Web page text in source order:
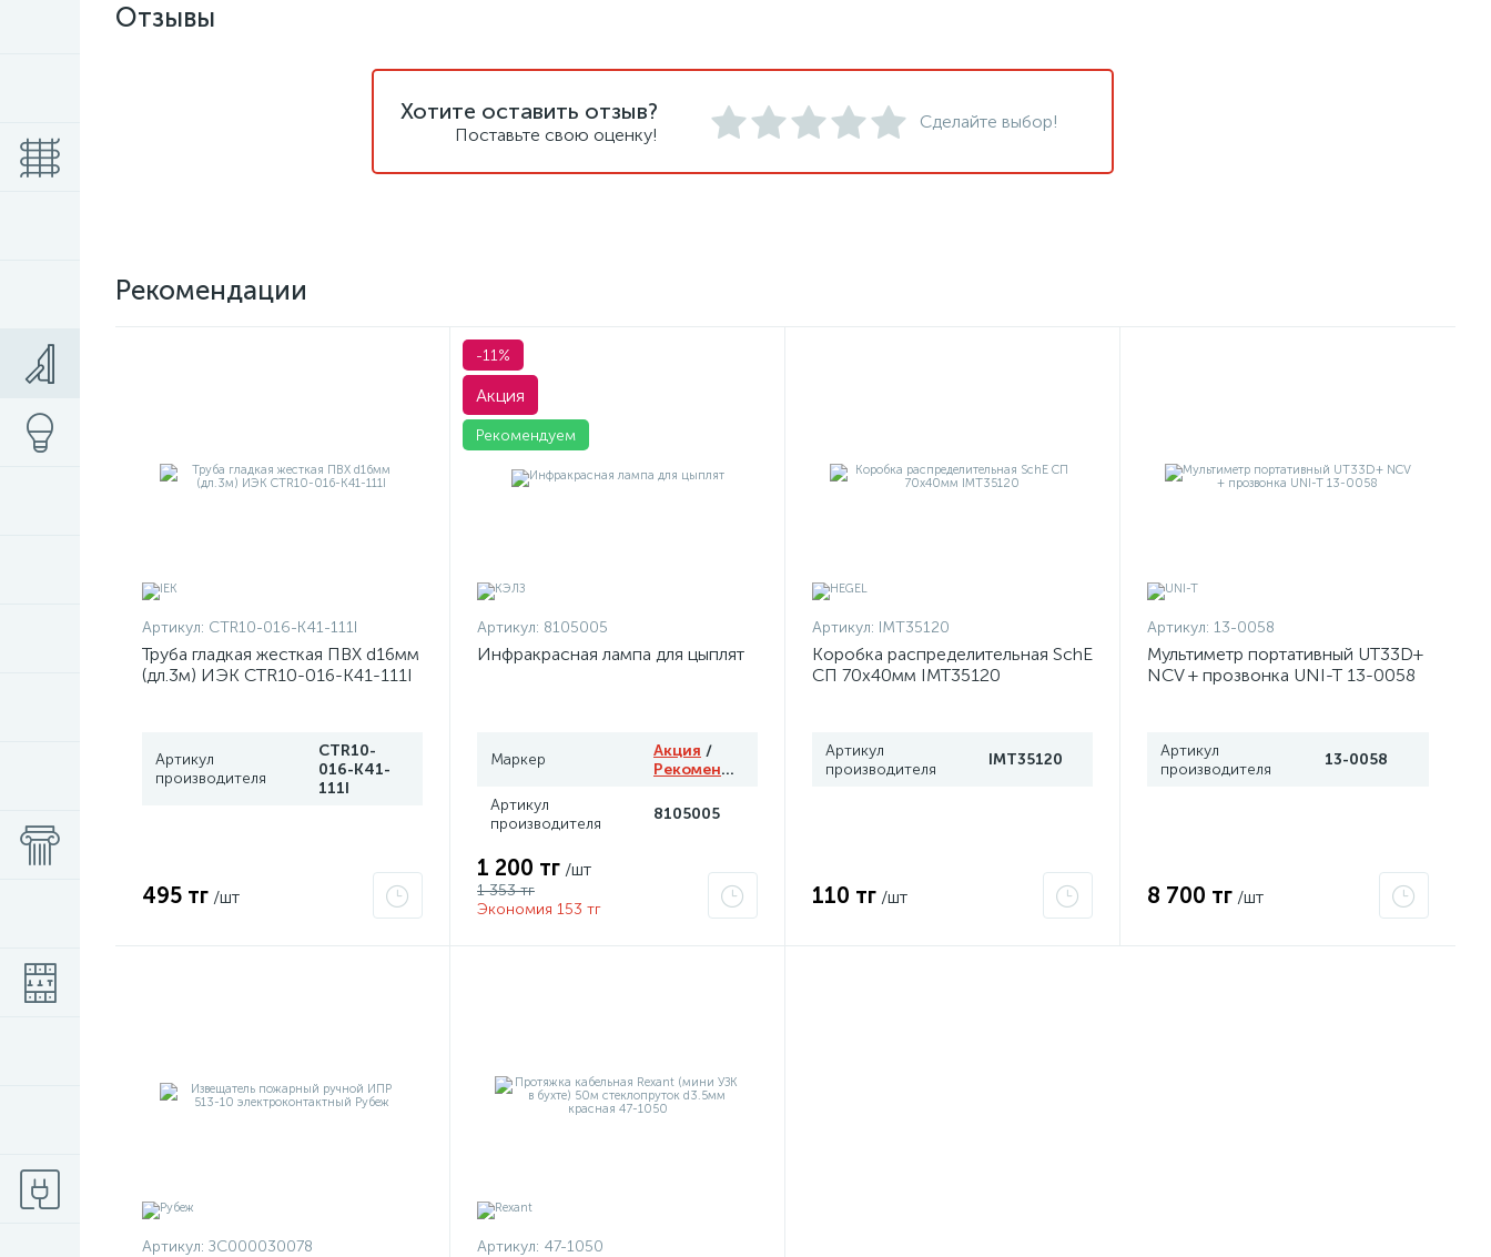
Отзывы
Хотите оставить отзыв?
Поставьте свою оценку!
Сделайте выбор!
Рекомендации
Артикул: CTR10-016-K41-111I
Труба гладкая жесткая ПВХ d16мм
(дл.3м) ИЭК CTR10-016-K41-111I
Артикул
производителя
CTR10-
016-K41-
111I
495 тг /шт
-11%
Акция
Рекомендуем
Артикул: 8105005
Инфракрасная лампа для цыплят
Маркер Акция /
Рекомендуем
Артикул
производителя
8105005
1 200 тг /шт
1 353 тг
Экономия 153 тг
Артикул: IMT35120
Коробка распределительная SchE
СП 70х40мм IMT35120
Артикул
производителя
IMT35120
110 тг /шт
Артикул: 13-0058
Мультиметр портативный UT33D+
NCV + прозвонка UNI-T 13-0058
Артикул
производителя
13-0058
8 700 тг /шт
Артикул: ЗС000030078 Артикул: 47-1050